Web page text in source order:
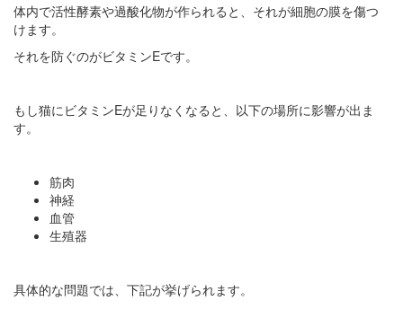
体内で活性酵素や過酸化物が作られると、それが細胞の膜を傷つ
けます。
それを防ぐのがビタミンEです。
もし猫にビタミンEが足りなくなると、以下の場所に影響が出ま
す。
筋肉
神経
血管
生殖器
具体的な問題では、下記が挙げられます。